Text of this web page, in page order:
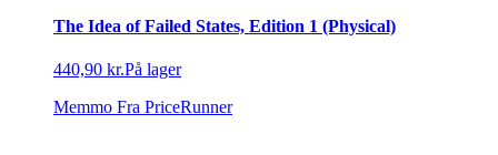
The Idea of Failed States, Edition 1 (Physical)
440,90 kr.På lager
Memmo Fra PriceRunner